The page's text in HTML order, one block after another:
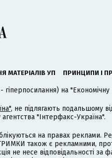
МАТЕРІАЛІВ УП ПРИНЦИПИ І
на "Економічну
, не підлягають подальшому
"Інтерфакс-Україна".
на правах реклами.
також є рекламними,
не несе відповідальності за